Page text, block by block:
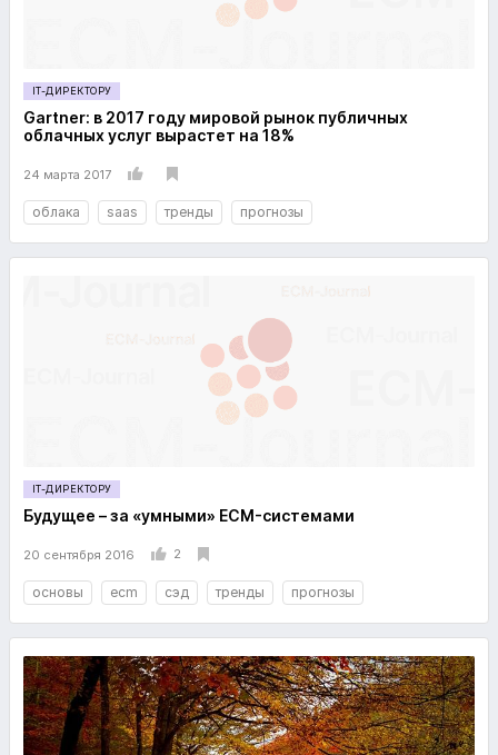
IT-ДИРЕКТОРУ
Gartner: в 2017 году мировой рынок публичных
облачных услуг вырастет на 18%
24 марта 2017
облака saas тренды прогнозы
IT-ДИРЕКТОРУ
Будущее – за «умными» ECM-системами
20 сентября 2016 2
основы ecm сэд тренды прогнозы